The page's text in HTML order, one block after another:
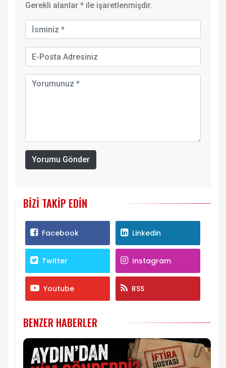
Gerekli alanlar * ile işaretlenmişdir.
Yorumu Gönder
BIZI TAKIP EDIN
Facebook Linkedin
Twitter Instagram
Youtube RSS
BENZER HABERLER